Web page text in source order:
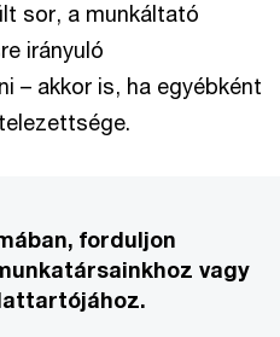
sor, a munkáltató
irányuló
– akkor is, ha egyébként
forduljon
vagy